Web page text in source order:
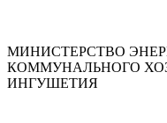
МИНИСТЕРСТВО
КОММУНАЛЬНОГО
ИНГУШЕТИЯ